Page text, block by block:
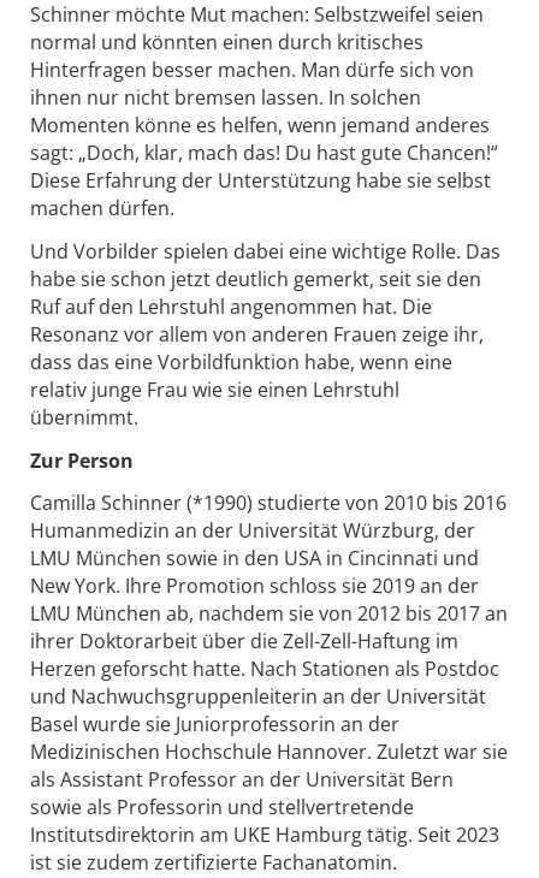
Schinner möchte Mut machen: Selbstzweifel seien
normal und könnten einen durch kritisches
Hinterfragen besser machen. Man dürfe sich von
ihnen nur nicht bremsen lassen. In solchen
Momenten könne es helfen, wenn jemand anderes
sagt: „Doch, klar, mach das! Du hast gute Chancen!“
Diese Erfahrung der Unterstützung habe sie selbst
machen dürfen.
Und Vorbilder spielen dabei eine wichtige Rolle. Das
habe sie schon jetzt deutlich gemerkt, seit sie den
Ruf auf den Lehrstuhl angenommen hat. Die
Resonanz vor allem von anderen Frauen zeige ihr,
dass das eine Vorbildfunktion habe, wenn eine
relativ junge Frau wie sie einen Lehrstuhl
übernimmt.
Zur Person
Camilla Schinner (*1990) studierte von 2010 bis 2016
Humanmedizin an der Universität Würzburg, der
LMU München sowie in den USA in Cincinnati und
New York. Ihre Promotion schloss sie 2019 an der
LMU München ab, nachdem sie von 2012 bis 2017 an
ihrer Doktorarbeit über die Zell-Zell-Haftung im
Herzen geforscht hatte. Nach Stationen als Postdoc
und Nachwuchsgruppenleiterin an der Universität
Basel wurde sie Juniorprofessorin an der
Medizinischen Hochschule Hannover. Zuletzt war sie
als Assistant Professor an der Universität Bern
sowie als Professorin und stellvertretende
Institutsdirektorin am UKE Hamburg tätig. Seit 2023
ist sie zudem zertifizierte Fachanatomin.